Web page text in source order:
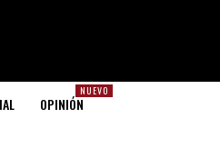
NUEVO
OPINIÓN